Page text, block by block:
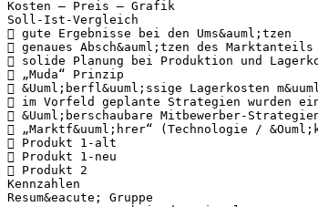
Kosten – Preis – Grafik
Soll-Ist-Vergleich
 gute Ergebnisse bei den Ums&auml;tzen
 genaues Absch&auml;tzen des Marktanteils
 solide Planung bei Produktion und
 „Muda“ Prinzip
 &Uuml;berfl&uuml;ssige Lagerkosten
 im Vorfeld geplante Strategien wurden
 &Uuml;berschaubare Mitbewerber-
 „Marktf&uuml;hrer“ (Technologie /
 Produkt 1-alt
 Produkt 1-neu
 Produkt 2
Kennzahlen
Resum&eacute; Gruppe